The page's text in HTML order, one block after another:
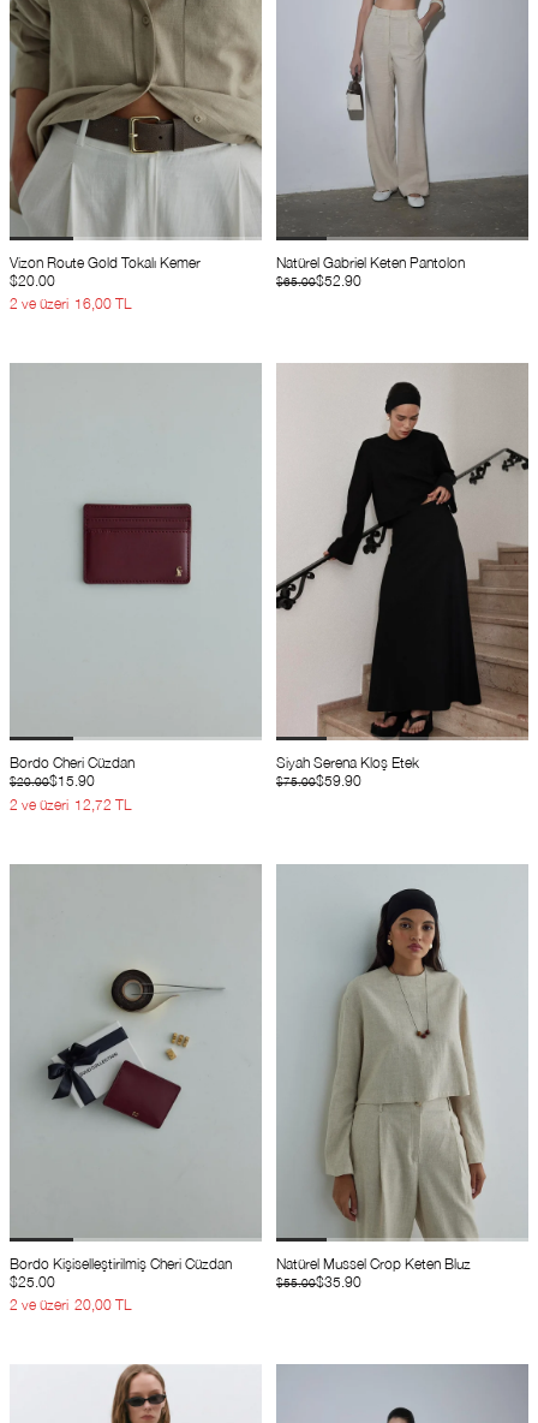
Vizon Route Gold Tokalı Kemer
$20.00
2 ve üzeri 16,00 TL
Natürel Gabriel Keten Pantolon
$52.90
$65.00
Bordo Cheri Cüzdan
$15.90
$20.00
2 ve üzeri 12,72 TL
Siyah Serena Kloş Etek
$59.90
$75.00
Bordo Kişiselleştirilmiş Cheri Cüzdan
$25.00
2 ve üzeri 20,00 TL
Natürel Mussel Crop Keten Bluz
$35.90
$55.00